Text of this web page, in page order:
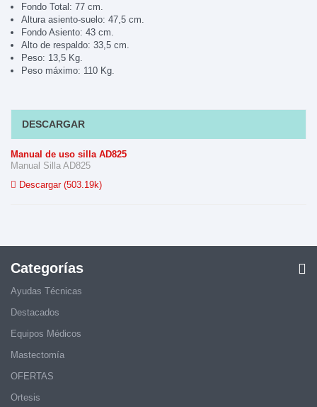
Fondo Total: 77 cm.
Altura asiento-suelo: 47,5 cm.
Fondo Asiento: 43 cm.
Alto de respaldo: 33,5 cm.
Peso: 13,5 Kg.
Peso máximo: 110 Kg.
DESCARGAR
Manual de uso silla AD825
Manual Silla AD825
Descargar (503.19k)
Categorías
Ayudas Técnicas
Destacados
Equipos Médicos
Mastectomía
OFERTAS
Ortesis